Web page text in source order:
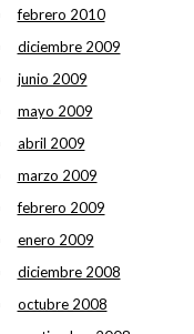
febrero 2010
diciembre 2009
junio 2009
mayo 2009
abril 2009
marzo 2009
febrero 2009
enero 2009
diciembre 2008
octubre 2008